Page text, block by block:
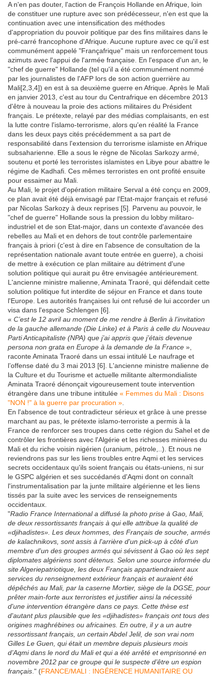
A n'en pas douter, l'action de François Hollande en Afrique, loin
de constituer une rupture avec son prédécesseur, n'en est que la
continuation avec une intensification des méthodes
d'appropriation du pouvoir politique par des fins militaires dans le
pré-carré francophone d'Afrique. Aucune rupture avec ce qu'il est
communément appelé "Françafrique" mais un renforcement tous
azimuts avec l'appui de l'armée française. En l'espace d'un an, le
"chef de guerre" Hollande (tel qu'il a été communément nommé
par les journalistes de l'AFP lors de son action guerrière au
Mali[2,3,4]) en est à sa deuxième guerre en Afrique. Après le Mali
en janvier 2013, c'est au tour du Centrafrique en décembre 2013
d'être à nouveau la proie des actions militaires du Président
français. Le prétexte, relayé par des médias complaisants, en est
la lutte contre l'islamo-terrorisme, alors qu'en réalité la France
dans les deux pays cités précédemment a sa part de
responsabilité dans l'extension du terrorisme islamiste en Afrique
subsaharienne. Elle a sous le règne de Nicolas Sarkozy armé,
soutenu et porté les terroristes islamistes en Libye pour abattre le
régime de Kadhafi. Ces mêmes terroristes en ont profité ensuite
pour essaimer au Mali.
Au Mali, le projet d'opération militaire Serval a été conçu en 2009,
ce plan avait été déjà envisagé par l'Etat-major français et refusé
par Nicolas Sarkozy à deux reprises [5]. Parvenu au pouvoir, le
"chef de guerre" Hollande sous la pression du lobby militaro-
industriel et de son Etat-major, dans un contexte d'avancée des
rebelles au Mali et en dehors de tout contrôle parlementaire
français à priori (c'est à dire en l'absence de consultation de la
représentation nationale avant toute entrée en guerre), a choisi
de mettre à exécution ce plan militaire au détriment d'une
solution politique qui aurait pu être envisagée antérieurement.
L'ancienne ministre malienne, Aminata Traoré, qui défendait cette
solution politique fut interdite de séjour en France et dans toute
l'Europe. Les autorités françaises lui ont refusé de lui accorder un
visa dans l'espace Schlengen [6].
« C’est le 12 avril au moment de me rendre à Berlin à l’invitation
de la gauche allemande (Die Linke) et à Paris à celle du Nouveau
Parti Anticapitaliste (NPA) que j’ai appris que j’étais devenue
persona non grata en Europe à la demande de la France »,
raconte Aminata Traoré dans un essai intitulé Le naufrage et
l’offense daté du 3 mai 2013 [6]. L'ancienne ministre malienne de
la Culture et du Tourisme et actuelle militante altermondialiste
Aminata Traoré dénonçait vigoureusement toute intervention
étrangère dans une tribune intitulée « Femmes du Mali : Disons
"NON !" à la guerre par procuration »
En l'absence de tout contradicteur sérieux et grâce à une presse
marchant au pas, le prétexte islamo-terroriste a permis à la
France de renforcer ses troupes dans cette région du Sahel et de
contrôler les frontières avec l'Algérie et les richesses minières du
Mali et du riche voisin nigérien (uranium, pétrole,..). Et nous ne
reviendrons pas sur les liens troubles entre Aqmi et les services
secrets occidentaux qu'ils soient français ou états-uniens, ni sur
le GSPC algérien et ses succédanés d'Aqmi dont on connaît
l'instrumentalisation par la junte militaire algérienne et les liens
tissés par la suite avec les services de renseignements
occidentaux.
"Radio France International a diffusé la photo prise à Gao, Mali,
de deux ressortissants français à qui elle attribue la qualité de
«djihadistes». Les deux hommes, des Français de souche, armés
de kalachnikovs, sont assis à l'arrière d'un pick-up à côté d'un
membre d'un des groupes armés qui sévissent à Gao où les sept
diplomates algériens sont détenus. Selon une source informée du
site Algeriepatriotique, les deux Français appartiendraient aux
services du renseignement extérieur français et auraient été
dépêchés au Mali, par la caserne Mortier, siège de la DGSE, pour
prêter main-forte aux terroristes et justifier ainsi la nécessité
d'une intervention étrangère dans ce pays. Cette thèse est
d'autant plus plausible que les «djihadistes» français ont tous des
origines maghrébines ou africaines. En outre, il y a un autre
ressortissant français, un certain Abdel Jelil, de son vrai nom
Gilles Le Guen, qui était un membre depuis plusieurs mois
d’Aqmi dans le nord du Mali et qui a été arrêté et emprisonné en
novembre 2012 par ce groupe qui le suspecte d’être un espion
français ." (FRANCE/MALI : INGÉRENCE HUMANITAIRE OU